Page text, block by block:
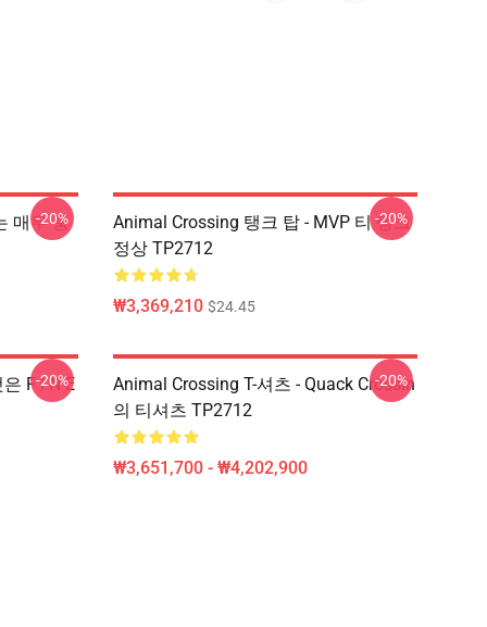
매우 풍
-20%
Animal Crossing 탱크 탑 - MVP 티 탱크
정상 TP2712
₩3,369,210 $24.45
-20%
F I N E
-20%
Animal Crossing T-셔츠 - Quack Crossin
의 티셔츠 TP2712
₩3,651,700 - ₩4,202,900
-20%